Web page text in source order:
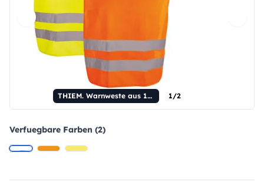
THIEM. Warnweste aus 100 % Polyester 1/2
Verfuegbare Farben (2)